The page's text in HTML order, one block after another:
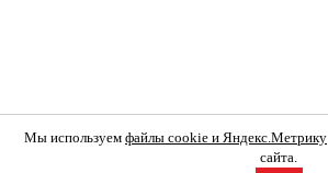
Мы используем файлы cookie и Яндекс.Метрику
сайта.